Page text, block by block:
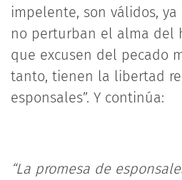
impelente, son válidos,
no perturban el alma del
que excusen del pecado
tanto, tienen la libertad
esponsales”. Y continúa:
“La promesa de